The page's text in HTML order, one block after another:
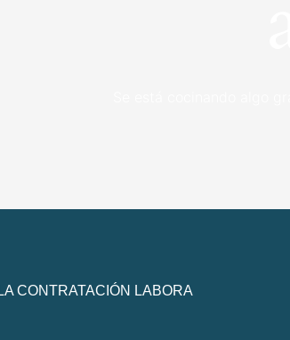
CONTRATACIÓN LABORA